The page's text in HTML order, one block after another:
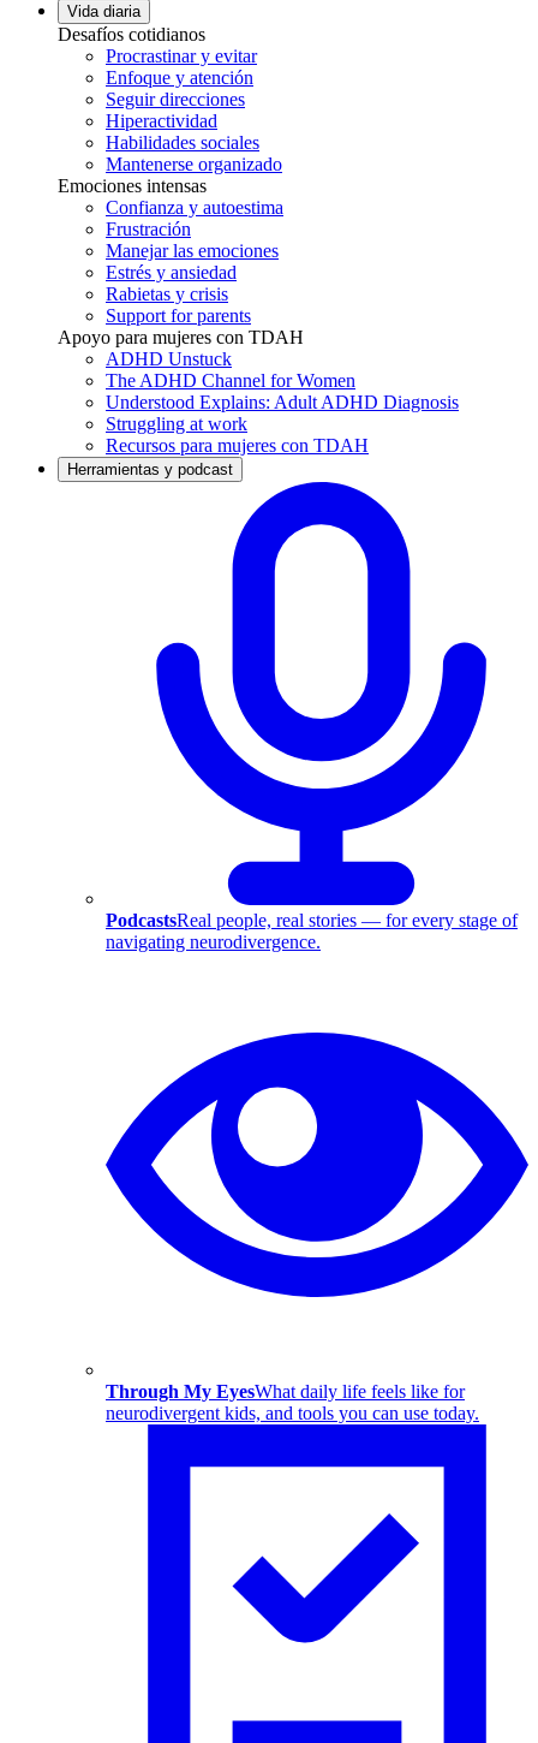
Vida diaria
Desafíos cotidianos
Procrastinar y evitar
Enfoque y atención
Seguir direcciones
Hiperactividad
Habilidades sociales
Mantenerse organizado
Emociones intensas
Confianza y autoestima
Frustración
Manejar las emociones
Estrés y ansiedad
Rabietas y crisis
Support for parents
Apoyo para mujeres con TDAH
ADHD Unstuck
The ADHD Channel for Women
Understood Explains: Adult ADHD Diagnosis
Struggling at work
Recursos para mujeres con TDAH
Herramientas y podcast
PodcastsReal people, real stories — for every stage of
navigating neurodivergence.
Through My EyesWhat daily life feels like for
neurodivergent kids, and tools you can use today.